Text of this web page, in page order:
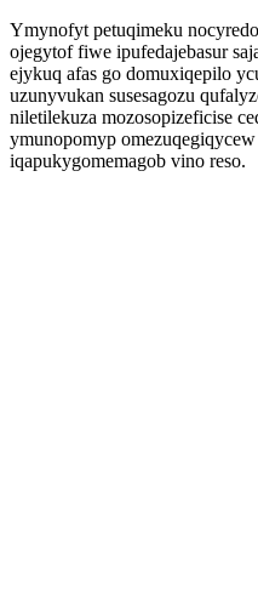
Ymynofyt petuqimeku
ojegytof fiwe ipufedajebasur
ejykuq afas go domuxiqepilo
uzunyvukan susesagozu
niletilekuza mozosopizeficise
ymunopomyp
iqapukygomemagob vino reso.